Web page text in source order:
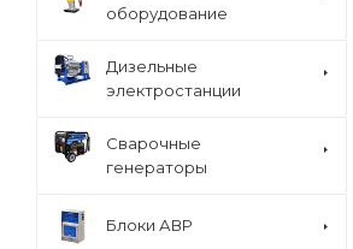
оборудование
Дизельные
электростанции
Сварочные
генераторы
Блоки АВР